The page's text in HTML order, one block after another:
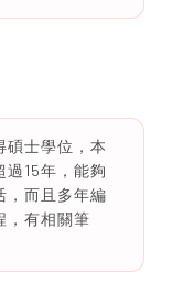
碩士學位，本
過15年，能夠
，而且多年編
，有相關筆